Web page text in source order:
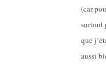
(car
surtout
que
aussi